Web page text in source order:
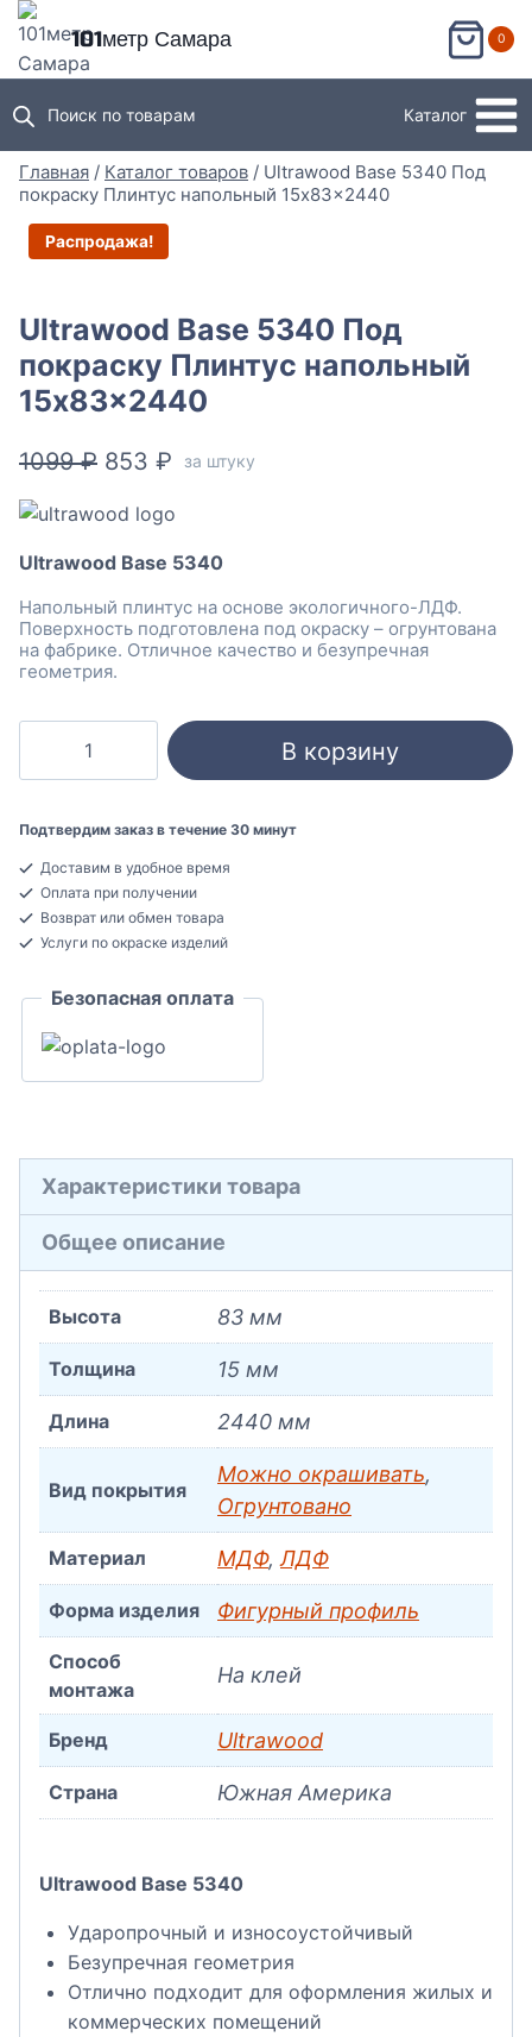
Перейти
содержимому
101метр Самара 0
Поиск по товарам Каталог
Главная / Каталог товаров / Ultrawood Base 5340 Под
покраску Плинтус напольный 15x83x2440
Распродажа!
Ultrawood Base 5340 Под
покраску Плинтус напольный
15x83x2440
1099₽ Первоначальная
1099 ₽.
853 ₽ Текущая
за штуку
Ultrawood Base 5340
Напольный плинтус на основе экологичного-ЛДФ.
Поверхность подготовлена под окраску – огрунтована
на фабрике. Отличное качество и безупречная
геометрия.
Base
Под
покраску
Плинтус
15x83x2440
В корзину
Подтвердим заказ в течение 30 минут
Доставим в удобное время
Оплата при получении
Возврат или обмен товара
Услуги по окраске изделий
Безопасная оплата
Характеристики товара
Общее описание
Высота 83 мм
Толщина 15 мм
Длина 2440 мм
Вид покрытия
Можно окрашивать,
Огрунтовано
Материал МДФ, ЛДФ
Форма изделия Фигурный профиль
Способ
монтажа
На клей
Бренд Ultrawood
Страна Южная Америка
Ultrawood Base 5340
Ударопрочный и износоустойчивый
Безупречная геометрия
Отлично подходит для оформления жилых и
коммерческих помещений